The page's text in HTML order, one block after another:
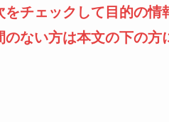
をチェックして目的の情
のない方は本文の下の方